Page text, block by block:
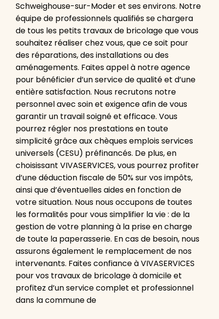
Schweighouse-sur-Moder et ses environs. Notre
équipe de professionnels qualifiés se chargera
de tous les petits travaux de bricolage que vous
souhaitez réaliser chez vous, que ce soit pour
des réparations, des installations ou des
aménagements. Faites appel à notre agence
pour bénéficier d’un service de qualité et d’une
entière satisfaction. Nous recrutons notre
personnel avec soin et exigence afin de vous
garantir un travail soigné et efficace. Vous
pourrez régler nos prestations en toute
simplicité grâce aux chèques emplois services
universels (CESU) préfinancés. De plus, en
choisissant VIVASERVICES, vous pourrez profiter
d’une déduction fiscale de 50% sur vos impôts,
ainsi que d’éventuelles aides en fonction de
votre situation. Nous nous occupons de toutes
les formalités pour vous simplifier la vie : de la
gestion de votre planning à la prise en charge
de toute la paperasserie. En cas de besoin, nous
assurons également le remplacement de nos
intervenants. Faites confiance à VIVASERVICES
pour vos travaux de bricolage à domicile et
profitez d’un service complet et professionnel
dans la commune de